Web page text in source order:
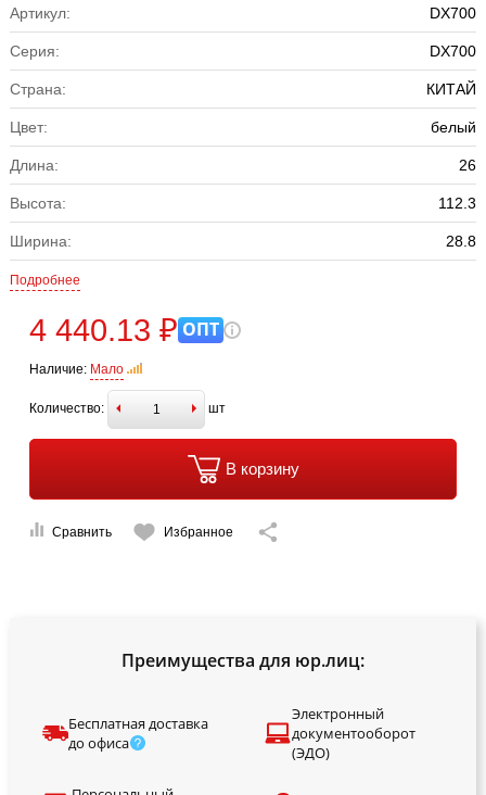
Артикул: DX700
Серия: DX700
Страна: КИТАЙ
Цвет: белый
Длина: 26
Высота: 112.3
Ширина: 28.8
Подробнее
4 440.13 ₽ ОПТ
Наличие: Мало
Количество: шт
В корзину
Сравнить Избранное
Преимущества для юр.лиц:
Бесплатная доставка
до офиса
Электронный
документооборот
(ЭДО)